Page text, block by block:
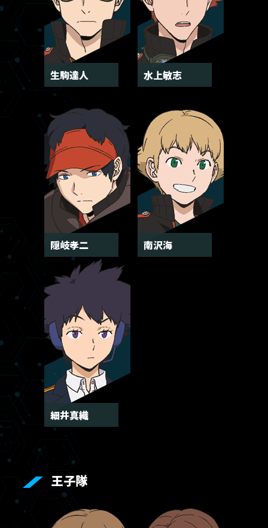
TOP トップ
NEWS ニュース
ABOUT
CHARACTER
ONAIR 放送情報
生駒達人 水上敏志
隠岐孝二 南沢海
細井真織
王子隊